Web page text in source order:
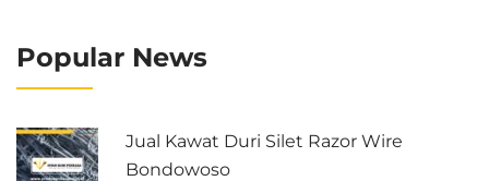
Popular News
Jual Kawat Duri Silet Razor Wire
Bondowoso